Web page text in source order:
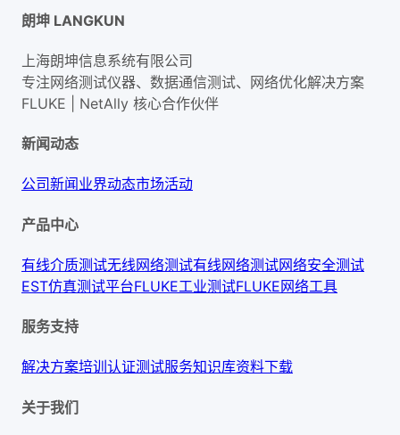
朗坤 LANGKUN
上海朗坤信息系统有限公司
专注网络测试仪器、数据通信测试、网络优化解决方案
FLUKE | NetAlly 核心合作伙伴
新闻动态
公司新闻业界动态市场活动
产品中心
有线介质测试无线网络测试有线网络测试网络安全测试
EST仿真测试平台FLUKE工业测试FLUKE网络工具
服务支持
解决方案培训认证测试服务知识库资料下载
关于我们